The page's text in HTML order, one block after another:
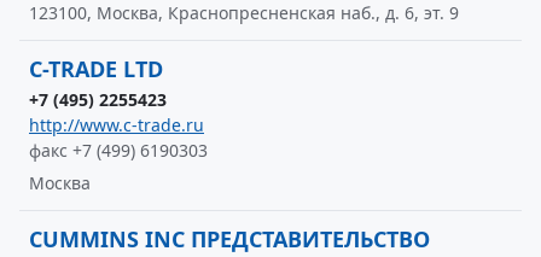
123100, Москва, Краснопресненская наб., д. 6, эт. 9
C-TRADE LTD
+7 (495) 2255423
http://www.c-trade.ru
факс +7 (499) 6190303
Москва
CUMMINS INC ПРЕДСТАВИТЕЛЬСТВО